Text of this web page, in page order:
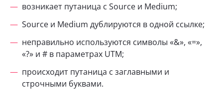
возникает путаница с Source и Medium;
Source и Medium дублируются в одной ссылке;
неправильно используются символы «&», «=»,
«?» и # в параметрах UTM;
происходит путаница с заглавными и
строчными буквами.